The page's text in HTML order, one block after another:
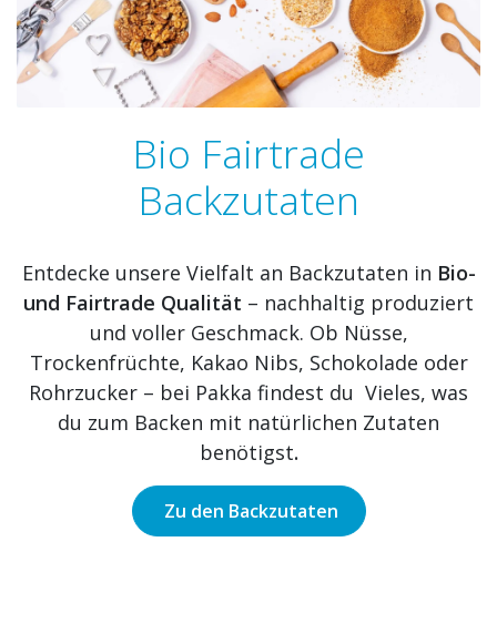
Bio Fairtrade
Backzutaten
Entdecke unsere Vielfalt an Backzutaten in Bio-
und Fairtrade Qualität – nachhaltig produziert
und voller Geschmack. Ob Nüsse,
Trockenfrüchte, Kakao Nibs, Schokolade oder
Rohrzucker – bei Pakka findest du Vieles, was
du zum Backen mit natürlichen Zutaten
benötigst.
Zu den Backzutaten